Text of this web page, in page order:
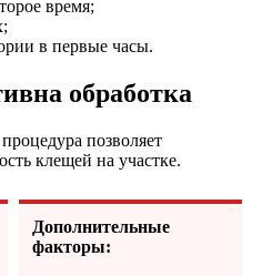
время;
в первые часы.
обработка
позволяет
клещей на участке.
Дополнительные
факторы: